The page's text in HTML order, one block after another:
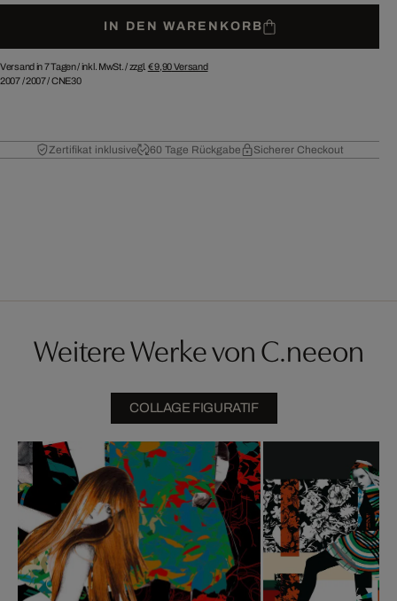
IN DEN WARENKORB
Versand in 7 Tagen /inkl. MwSt. / zzgl. € 9,90Versand
2007/2007/CNE30
Zertifikat inklusive 60 Tage Rückgabe Sicherer Checkout
Weitere Werke von C.neeon
COLLAGE FIGURATIF